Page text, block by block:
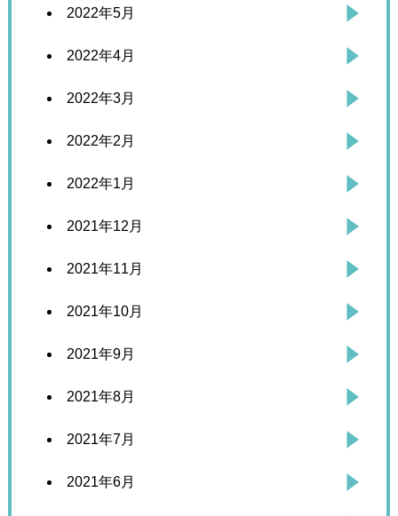
2022年5月
2022年4月
2022年3月
2022年2月
2022年1月
2021年12月
2021年11月
2021年10月
2021年9月
2021年8月
2021年7月
2021年6月